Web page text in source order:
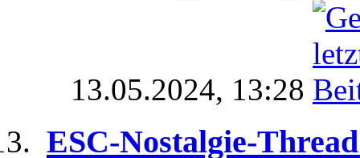
13.05.2024, 13:28
ESC-Nostalgie-